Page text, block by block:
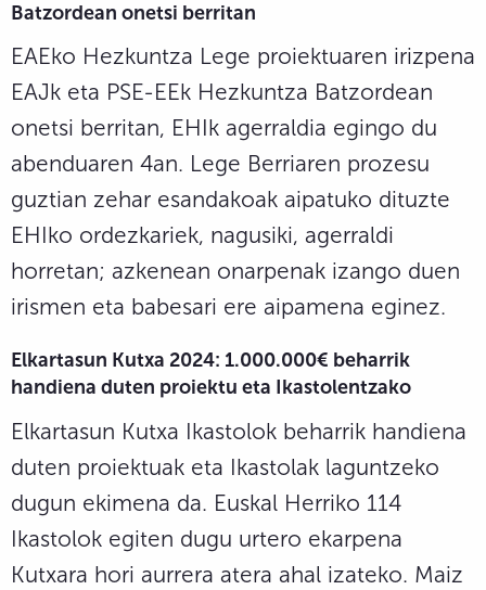
Batzordean onetsi berritan
EAEko Hezkuntza Lege proiektuaren irizpena
EAJk eta PSE-EEk Hezkuntza Batzordean
onetsi berritan, EHIk agerraldia egingo du
abenduaren 4an. Lege Berriaren prozesu
guztian zehar esandakoak aipatuko dituzte
EHIko ordezkariek, nagusiki, agerraldi
horretan; azkenean onarpenak izango duen
irismen eta babesari ere aipamena eginez.
Elkartasun Kutxa 2024: 1.000.000€ beharrik
handiena duten proiektu eta Ikastolentzako
Elkartasun Kutxa Ikastolok beharrik handiena
duten proiektuak eta Ikastolak laguntzeko
dugun ekimena da. Euskal Herriko 114
Ikastolok egiten dugu urtero ekarpena
Kutxara hori aurrera atera ahal izateko. Maiz